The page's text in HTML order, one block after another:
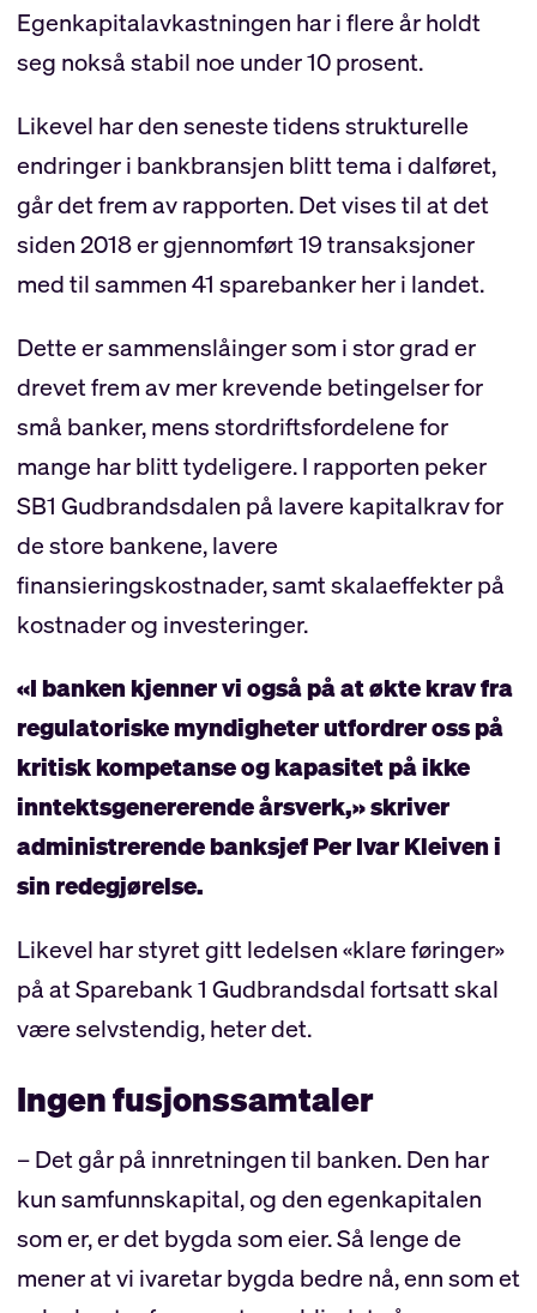
Egenkapitalavkastningen har i flere år holdt
seg nokså stabil noe under 10 prosent.
Likevel har den seneste tidens strukturelle
endringer i bankbransjen blitt tema i dalføret,
går det frem av rapporten. Det vises til at det
siden 2018 er gjennomført 19 transaksjoner
med til sammen 41 sparebanker her i landet.
Dette er sammenslåinger som i stor grad er
drevet frem av mer krevende betingelser for
små banker, mens stordriftsfordelene for
mange har blitt tydeligere. I rapporten peker
SB1 Gudbrandsdalen på lavere kapitalkrav for
de store bankene, lavere
finansieringskostnader, samt skalaeffekter på
kostnader og investeringer.
«I banken kjenner vi også på at økte krav fra
regulatoriske myndigheter utfordrer oss på
kritisk kompetanse og kapasitet på ikke
inntektsgenererende årsverk,» skriver
administrerende banksjef Per Ivar Kleiven i
sin redegjørelse.
Likevel har styret gitt ledelsen «klare føringer»
på at Sparebank 1 Gudbrandsdal fortsatt skal
være selvstendig, heter det.
Ingen fusjonssamtaler
– Det går på innretningen til banken. Den har
kun samfunnskapital, og den egenkapitalen
som er, er det bygda som eier. Så lenge de
mener at vi ivaretar bygda bedre nå, enn som et